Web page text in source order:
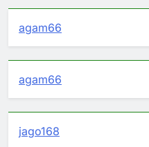
agam66
agam66
jago168